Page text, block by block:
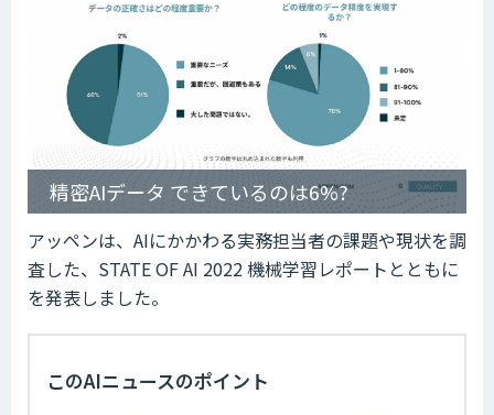
精密AIデータ できているのは6%?
アッペンは、AIにかかわる実務担当者の課題や現状を調
査した、STATE OF AI 2022 機械学習レポートとともに
を発表しました。
このAIニュースのポイント